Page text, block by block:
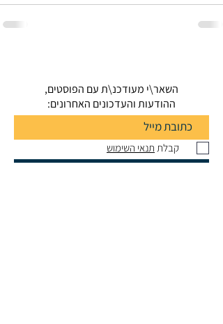
השאר\י מעודכנ\ת עם הפוסטים,
ההודעות והעדכונים האחרונים:
קבלת תנאי השימוש
הרשמה